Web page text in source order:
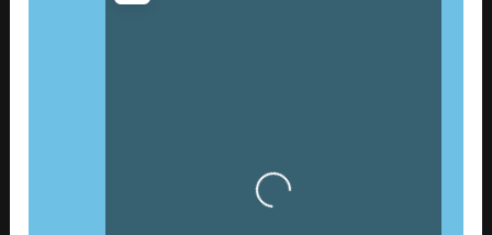
Cargando…